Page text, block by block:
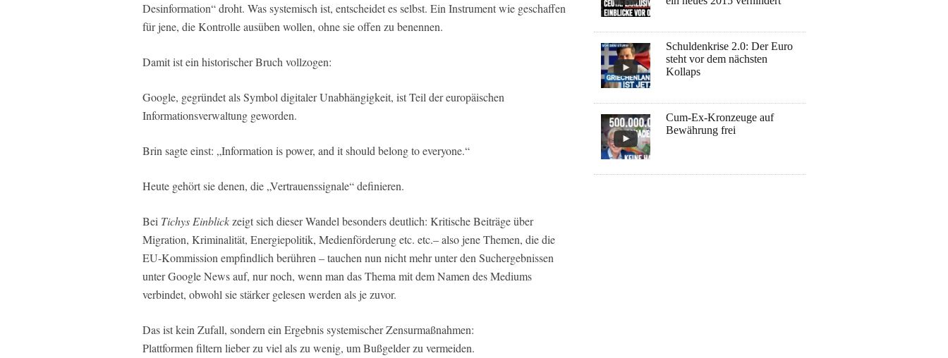
Desinformation“ droht. Was systemisch ist, entscheidet es selbst. Ein Instrument wie geschaffen
für jene, die Kontrolle ausüben wollen, ohne sie offen zu benennen.
Damit ist ein historischer Bruch vollzogen:
Google, gegründet als Symbol digitaler Unabhängigkeit, ist Teil der europäischen
Informationsverwaltung geworden.
Brin sagte einst: „Information is power, and it should belong to everyone.“
Heute gehört sie denen, die „Vertrauenssignale“ definieren.
Bei Tichys Einblickzeigt sich dieser Wandel besonders deutlich: Kritische Beiträge über
Migration, Kriminalität, Energiepolitik, Medienförderung etc. etc.– also jene Themen, die die
EU-Kommission empfindlich berühren – tauchen nun nicht mehr unter den Suchergebnissen
unter Google News auf, nur noch, wenn man das Thema mit dem Namen des Mediums
verbindet, obwohl sie stärker gelesen werden als je zuvor.
Das ist kein Zufall, sondern ein Ergebnis systemischer Zensurmaßnahmen:
Plattformen filtern lieber zu viel als zu wenig, um Bußgelder zu vermeiden.
Schuldenkrise 2.0: Der Euro
steht vor dem nächsten
Kollaps
Cum-Ex-Kronzeuge auf
Bewährung frei